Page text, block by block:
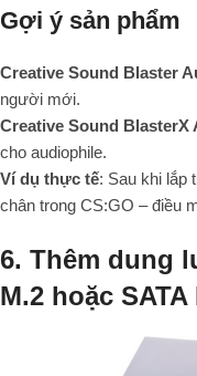
Gợi ý sản phẩm
Creative Sound Blaster
người mới.
Creative Sound BlasterX
cho audiophile.
Ví dụ thực tế: Sau khi lắp
chân trong CS:GO – điều
6. Thêm dung
M.2 hoặc SATA